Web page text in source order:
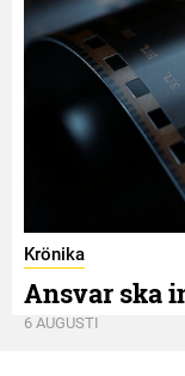
Krönika
Ansvar ska
6 AUGUSTI